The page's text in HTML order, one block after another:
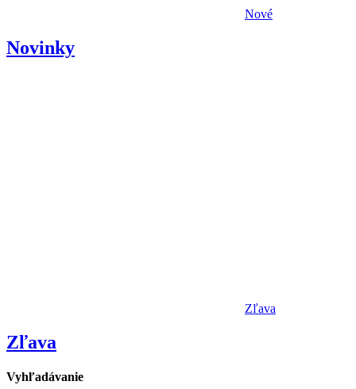
Nové
Novinky
Zľava
Zľava
Vyhľadávanie